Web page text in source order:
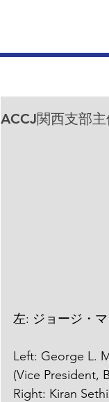
ACCJ関西支部
左: ジョージ・
Left: George L.
(Vice President,
Right: Kiran Sethi